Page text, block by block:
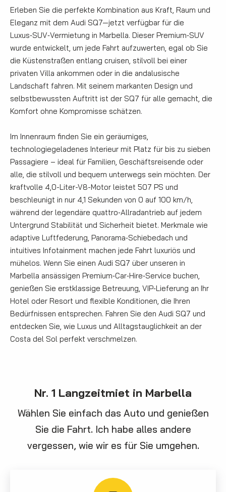
Erleben Sie die perfekte Kombination aus Kraft, Raum und
Eleganz mit dem Audi SQ7—jetzt verfügbar für die
Luxus‑SUV‑Vermietung in Marbella. Dieser Premium‑SUV
wurde entwickelt, um jede Fahrt aufzuwerten, egal ob Sie
die Küstenstraßen entlang cruisen, stilvoll bei einer
privaten Villa ankommen oder in die andalusische
Landschaft fahren. Mit seinem markanten Design und
selbstbewussten Auftritt ist der SQ7 für alle gemacht, die
Komfort ohne Kompromisse schätzen.
Im Innenraum finden Sie ein geräumiges,
technologiegeladenes Interieur mit Platz für bis zu sieben
Passagiere – ideal für Familien, Geschäftsreisende oder
alle, die stilvoll und bequem unterwegs sein möchten. Der
kraftvolle 4,0-Liter-V8-Motor leistet 507 PS und
beschleunigt in nur 4,1 Sekunden von 0 auf 100 km/h,
während der legendäre quattro‑Allradantrieb auf jedem
Untergrund Stabilität und Sicherheit bietet. Merkmale wie
adaptive Luftfederung, Panorama‑Schiebedach und
intuitives Infotainment machen jede Fahrt luxuriös und
mühelos. Wenn Sie einen Audi SQ7 über unseren in
Marbella ansässigen Premium‑Car‑Hire‑Service buchen,
genießen Sie erstklassige Betreuung, VIP‑Lieferung an Ihr
Hotel oder Resort und flexible Konditionen, die Ihren
Bedürfnissen entsprechen. Fahren Sie den Audi SQ7 und
entdecken Sie, wie Luxus und Alltagstauglichkeit an der
Costa del Sol perfekt verschmelzen.
Nr. 1 Langzeitmiet in Marbella
Wählen Sie einfach das Auto und genießen
Sie die Fahrt. Ich habe alles andere
vergessen, wie wir es für Sie umgehen.